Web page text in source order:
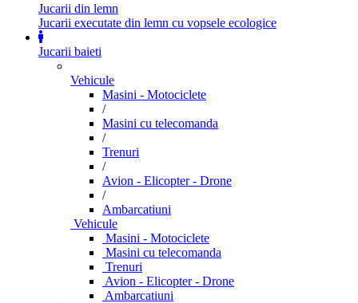
Jucarii din lemn
Jucarii executate din lemn cu vopsele ecologice
Jucarii baieti
Vehicule
Masini - Motociclete
/
Masini cu telecomanda
/
Trenuri
/
Avion - Elicopter - Drone
/
Ambarcatiuni
Vehicule
Masini - Motociclete
Masini cu telecomanda
Trenuri
Avion - Elicopter - Drone
Ambarcatiuni